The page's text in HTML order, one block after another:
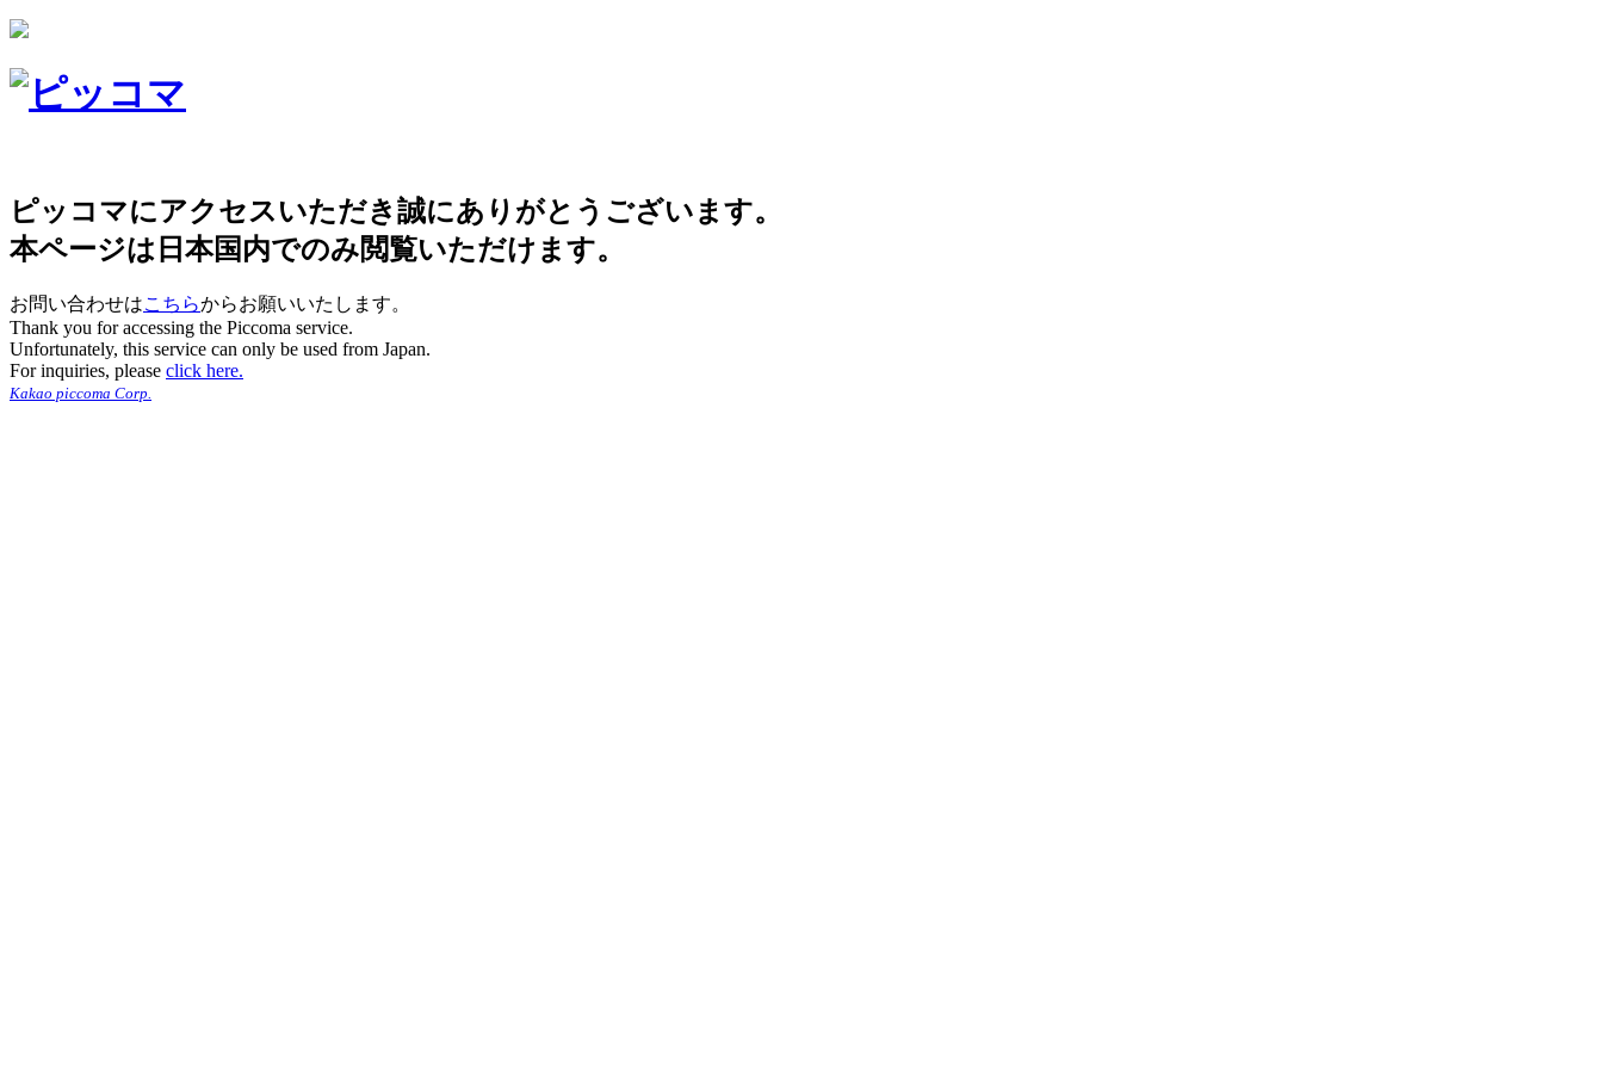
ピッコマにアクセスいただき誠にありがとうございます。
本ページは日本国内でのみ閲覧いただけます。
お問い合わせはこちらからお願いいたします。
Thank you for accessing the Piccoma service.
Unfortunately, this service can only be used from Japan.
For inquiries, please click here.
Kakao piccoma Corp.